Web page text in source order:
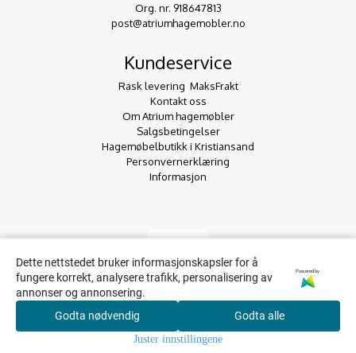
Søk
Dette nettstedet bruker informasjonskapsler for å
fungere korrekt, analysere trafikk, personalisering av
annonser og annonsering.
Powered by
Godta nødvendig Godta alle
Juster innstillingene
Org. nr. 918647813
post@atriumhagemobler.no
Kundeservice
Rask levering  MaksFrakt
Kontakt oss
Om Atrium hagemøbler
Salgsbetingelser
Hagemøbelbutikk i Kristiansand
Personvernerklæring
Informasjon